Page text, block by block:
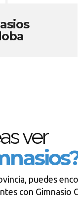
ver
puedes
con Gimnasio